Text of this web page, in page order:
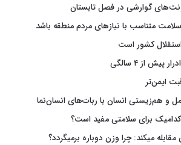
گوارشی در فصل تابستان
متناسب با نیازهای مردم منطقه باشد
کشور است
از ۴ سالگی
ایمن‌تر
و هم‌زیستی انسان با ربات‌های انسان‌نما
برای سلامتی مفید است؟
میکند: چرا وزن دوباره برمیگردد؟